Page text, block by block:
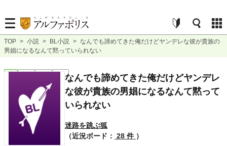
TOP > 小説 > BL小説 > なんでも諦めてきた俺だけどヤンデレな彼が貴族の
男娼になるなんて黙っていられない
BL 完結 長編 R15 なんでも諦めてきた俺だけどヤンデレ
な彼が貴族の男娼になるなんて黙って
いられない
迷路を跳ぶ狐
（近況ボード： 28 件 ）